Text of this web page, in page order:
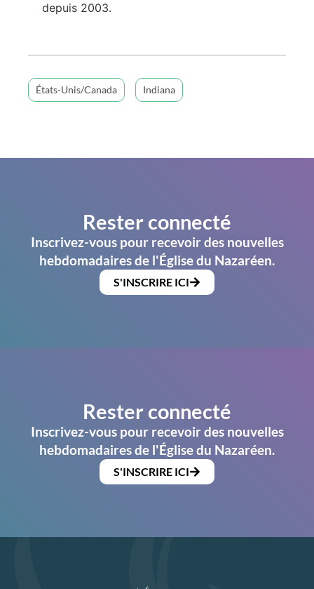
depuis 2003.
États-Unis/Canada Indiana
Rester connecté
Inscrivez-vous pour recevoir des nouvelles
hebdomadaires de l'Église du Nazaréen.
S'INSCRIRE ICI
Rester connecté
Inscrivez-vous pour recevoir des nouvelles
hebdomadaires de l'Église du Nazaréen.
S'INSCRIRE ICI